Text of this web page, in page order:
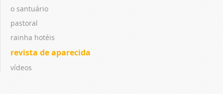
o santuário
pastoral
rainha hotéis
revista de aparecida
vídeos